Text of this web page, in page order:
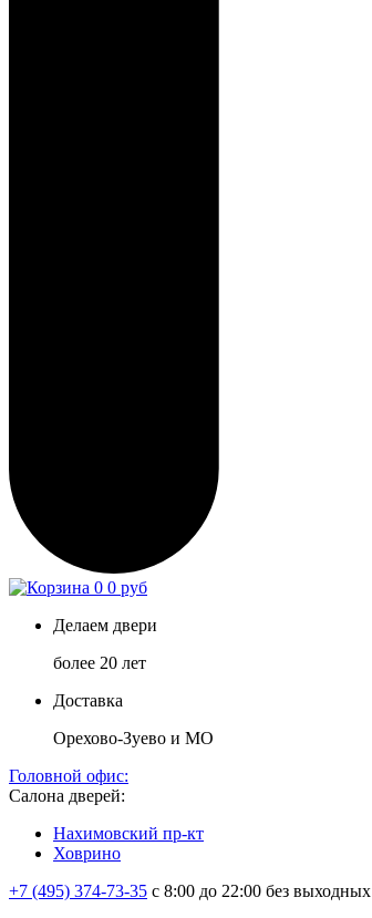
0 0 руб
Делаем двери
более 20 лет
Доставка
Орехово-Зуево и МО
Головной офис:
Салона дверей:
Нахимовский пр-кт
Ховрино
+7 (495) 374-73-35 с 8:00 до 22:00 без выходных